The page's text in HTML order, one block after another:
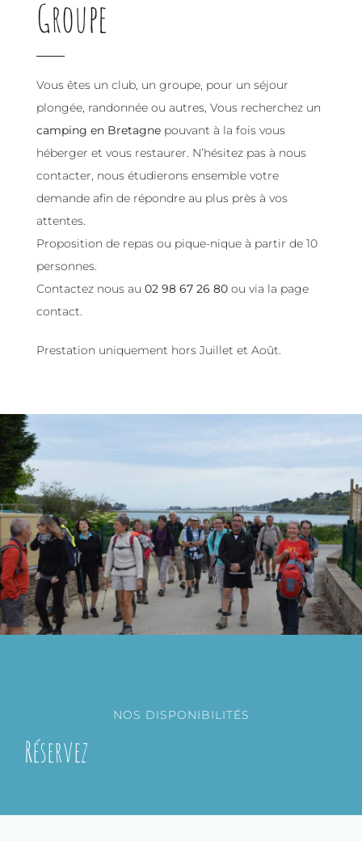
Groupe
Vous êtes un club, un groupe, pour un séjour
plongée, randonnée ou autres, Vous recherchez un
camping en Bretagnepouvant à la fois vous
héberger et vous restaurer. N’hésitez pas à nous
contacter, nous étudierons ensemble votre
demande afin de répondre au plus près à vos
attentes.
Proposition de repas ou pique-nique à partir de 10
personnes.
Contactez nous au 02 98 67 26 80 ou via la page
contact.
Prestation uniquement hors Juillet et Août.
NOS DISPONIBILITÉS
Réservez